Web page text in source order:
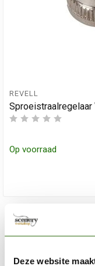
Deze website
REVELL
Sproeistraalregelaar
Op voorraad